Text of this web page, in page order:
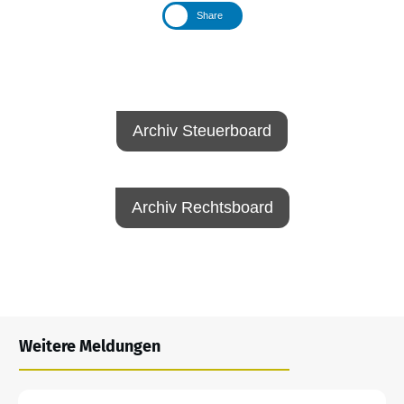
Share
Archiv Steuerboard
Archiv Rechtsboard
Weitere Meldungen